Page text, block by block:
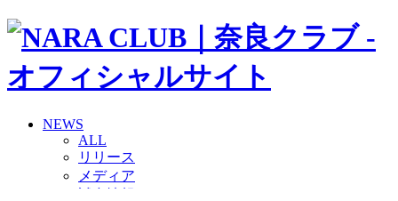
NEWS
ALL
リリース
メディア